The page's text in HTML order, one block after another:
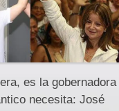
es la gobernadora
necesita: José